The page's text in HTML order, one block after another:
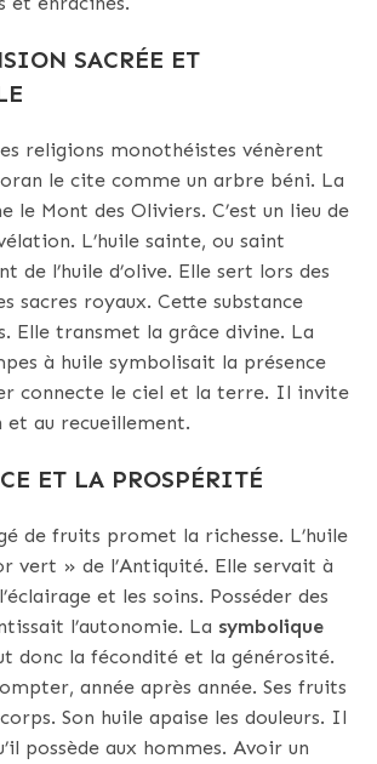
SACRÉE ET
religions monothéistes vénèrent
le cite comme un arbre béni. La
le Mont des Oliviers. C’est un lieu de
L’huile sainte, ou saint
de l’huile d’olive. Elle sert lors des
sacres royaux. Cette substance
Elle transmet la grâce divine. La
à huile symbolisait la présence
connecte le ciel et la terre. Il invite
au recueillement.
ET LA PROSPÉRITÉ
de fruits promet la richesse. L’huile
vert » de l’Antiquité. Elle servait à
et les soins. Posséder des
l’autonomie. La symbolique
donc la fécondité et la générosité.
année après année. Ses fruits
Son huile apaise les douleurs. Il
possède aux hommes. Avoir un